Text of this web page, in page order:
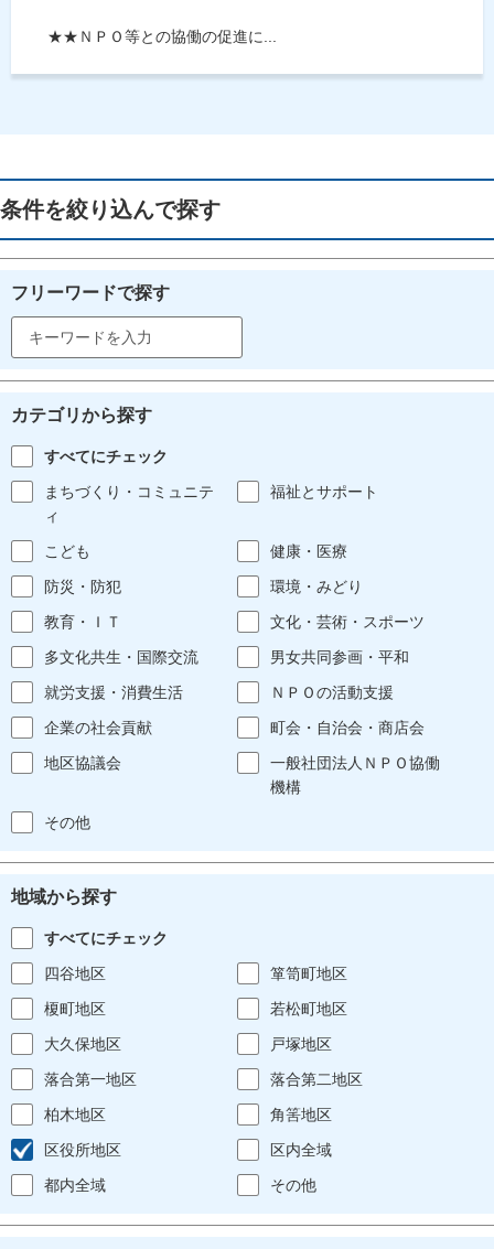
★★ＮＰＯ等との協働の促進に...
条件を絞り込んで探す
フリーワードで探す
カテゴリから探す
すべてにチェック
まちづくり・コミュニテ
ィ
福祉とサポート
こども
健康・医療
防災・防犯
環境・みどり
教育・ＩＴ
文化・芸術・スポーツ
多文化共生・国際交流
男女共同参画・平和
就労支援・消費生活
ＮＰＯの活動支援
企業の社会貢献
町会・自治会・商店会
地区協議会
一般社団法人ＮＰＯ協働
機構
その他
地域から探す
すべてにチェック
四谷地区
箪笥町地区
榎町地区
若松町地区
大久保地区
戸塚地区
落合第一地区
落合第二地区
柏木地区
角筈地区
区役所地区
区内全域
都内全域
その他